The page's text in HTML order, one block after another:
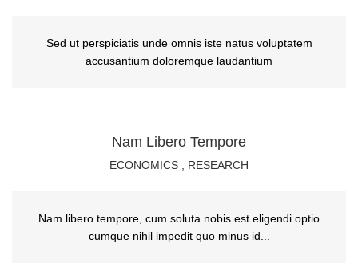
Sed ut perspiciatis unde omnis iste natus voluptatem
accusantium doloremque laudantium
Nam Libero Tempore
ECONOMICS RESEARCH
Nam libero tempore, cum soluta nobis est eligendi optio
cumque nihil impedit quo minus id...